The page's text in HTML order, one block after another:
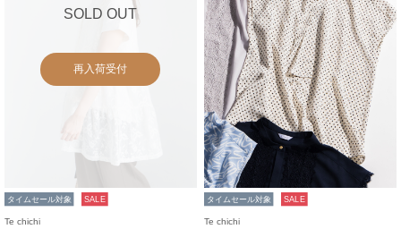
SOLD OUT
再入荷受付
タイムセール対象 SALE
Te chichi
タイムセール対象 SALE
Te chichi